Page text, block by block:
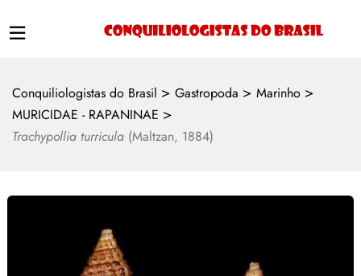
Conquiliologistas do Brasil > Gastropoda > Marinho >
MURICIDAE - RAPANINAE >
Trachypollia turricula (Maltzan, 1884)